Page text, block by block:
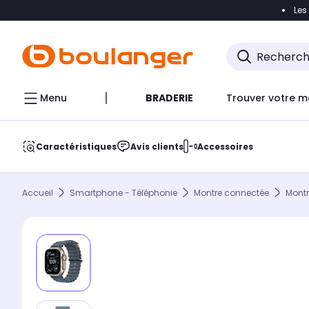
Accéder
Menu BRADERIE Trouver votre
Caractéristiques Avis clients Accessoires
Accueil Smartphone - Téléphonie Montre connectée